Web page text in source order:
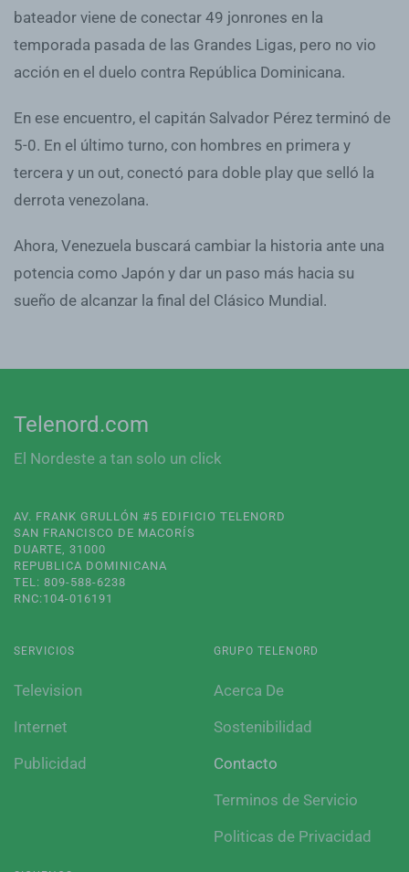
bateador viene de conectar 49 jonrones en la
temporada pasada de las Grandes Ligas, pero no vio
acción en el duelo contra República Dominicana.
En ese encuentro, el capitán Salvador Pérez terminó de
5-0. En el último turno, con hombres en primera y
tercera y un out, conectó para doble play que selló la
derrota venezolana.
Ahora, Venezuela buscará cambiar la historia ante una
potencia como Japón y dar un paso más hacia su
sueño de alcanzar la final del Clásico Mundial.
Telenord.com
El Nordeste a tan solo un click
AV. FRANK GRULLÓN #5 EDIFICIO TELENORD
SAN FRANCISCO DE MACORÍS
DUARTE, 31000
REPUBLICA DOMINICANA
TEL: 809-588-6238
RNC:104-016191
SERVICIOS
Television
Internet
Publicidad
GRUPO TELENORD
Acerca De
Sostenibilidad
Contacto
Terminos de Servicio
Politicas de Privacidad